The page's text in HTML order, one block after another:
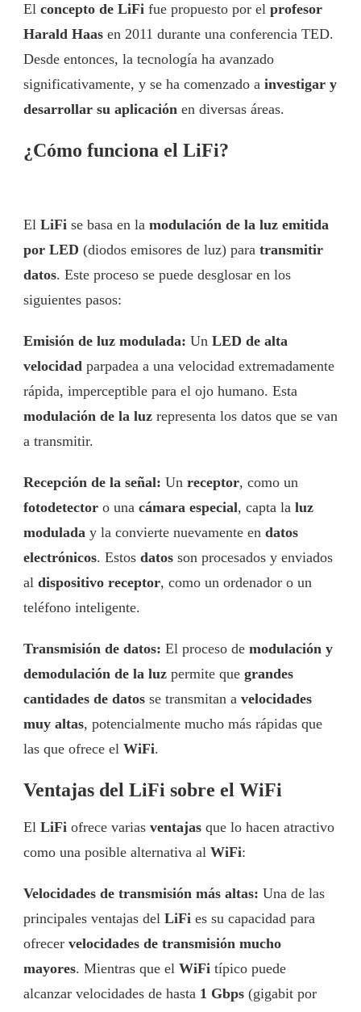
El concepto de LiFi fue propuesto por el profesor
Harald Haas en 2011 durante una conferencia TED.
Desde entonces, la tecnología ha avanzado
significativamente, y se ha comenzado a investigar y
desarrollar su aplicación en diversas áreas.
¿Cómo funciona el LiFi?
El LiFi se basa en la modulación de la luz emitida
por LED (diodos emisores de luz) para transmitir
datos. Este proceso se puede desglosar en los
siguientes pasos:
Emisión de luz modulada: Un LED de alta
velocidad parpadea a una velocidad extremadamente
rápida, imperceptible para el ojo humano. Esta
modulación de la luz representa los datos que se van
a transmitir.
Recepción de la señal: Un receptor, como un
fotodetector o una cámara especial, capta la luz
modulada y la convierte nuevamente en datos
electrónicos. Estos datos son procesados y enviados
al dispositivo receptor, como un ordenador o un
teléfono inteligente.
Transmisión de datos: El proceso de modulación y
demodulación de la luz permite que grandes
cantidades de datos se transmitan a velocidades
muy altas, potencialmente mucho más rápidas que
las que ofrece el WiFi.
Ventajas del LiFi sobre el WiFi
El LiFi ofrece varias ventajas que lo hacen atractivo
como una posible alternativa al WiFi:
Velocidades de transmisión más altas: Una de las
principales ventajas del LiFi es su capacidad para
ofrecer velocidades de transmisión mucho
mayores. Mientras que el WiFi típico puede
alcanzar velocidades de hasta 1 Gbps (gigabit por